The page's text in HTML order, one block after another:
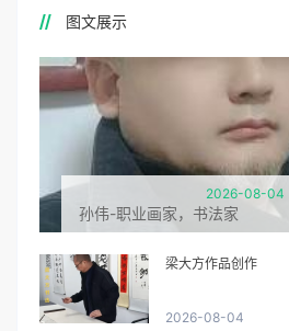
图文展示
2026-08-04
孙伟-职业画家，书法家
梁大方作品创作
2026-08-04